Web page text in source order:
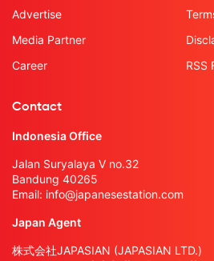
Advertise
Media Partner
Career
RSS
Contact
Indonesia Office
Jalan Suryalaya V no.32
Bandung 40265
Email: info@japanesestation.com
Japan Agent
株式会社JAPASIAN (JAPASIAN LTD.)